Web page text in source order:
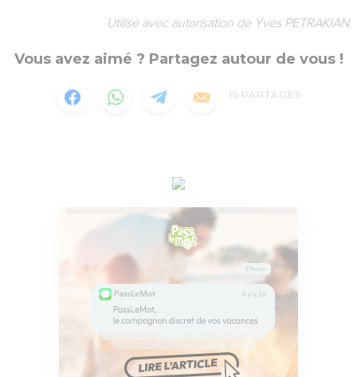
Utilisé avec autorisation de Yves PETRAKIAN
Vous avez aimé ? Partagez autour de vous !
15 PARTAGES